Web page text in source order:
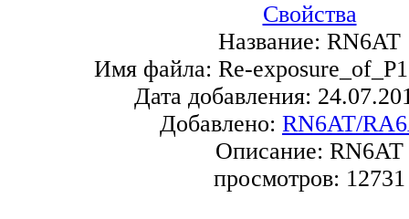
Свойства
Название: RN6AT
Имя файла: Re-
Дата добавления:
Добавлено: RN6AT/
Описание: RN6AT
просмотров: 12731